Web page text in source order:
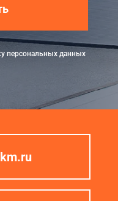
персональных данных